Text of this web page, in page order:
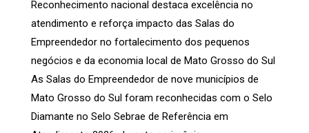
Reconhecimento nacional destaca excelência no
atendimento e reforça impacto das Salas do
Empreendedor no fortalecimento dos pequenos
negócios e da economia local de Mato Grosso do Sul
As Salas do Empreendedor de nove municípios de
Mato Grosso do Sul foram reconhecidas com o Selo
Diamante no Selo Sebrae de Referência em